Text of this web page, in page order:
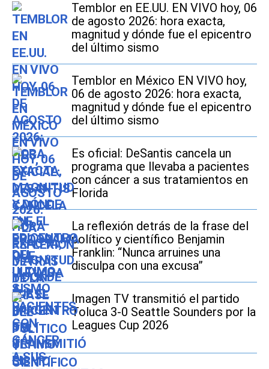
Temblor en EE.UU. EN VIVO hoy, 06
de agosto 2026: hora exacta,
magnitud y dónde fue el epicentro
del último sismo
Temblor en México EN VIVO hoy,
06 de agosto 2026: hora exacta,
magnitud y dónde fue el epicentro
del último sismo
Es oficial: DeSantis cancela un
programa que llevaba a pacientes
con cáncer a sus tratamientos en
Florida
La reflexión detrás de la frase del
político y científico Benjamin
Franklin: “Nunca arruines una
disculpa con una excusa”
Imagen TV transmitió el partido
Toluca 3-0 Seattle Sounders por la
Leagues Cup 2026